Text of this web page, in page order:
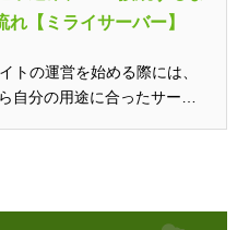
れ【ミライサーバー】
トの運営を始める際には、
自分の用途に合ったサーバ